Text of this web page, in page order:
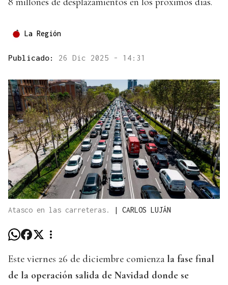
La Región
Publicado: 26 Dic 2025 - 14:31
Atasco en las carreteras. | CARLOS LUJÁN
Este viernes 26 de diciembre comienza la fase final
de la operación salida de Navidad donde se